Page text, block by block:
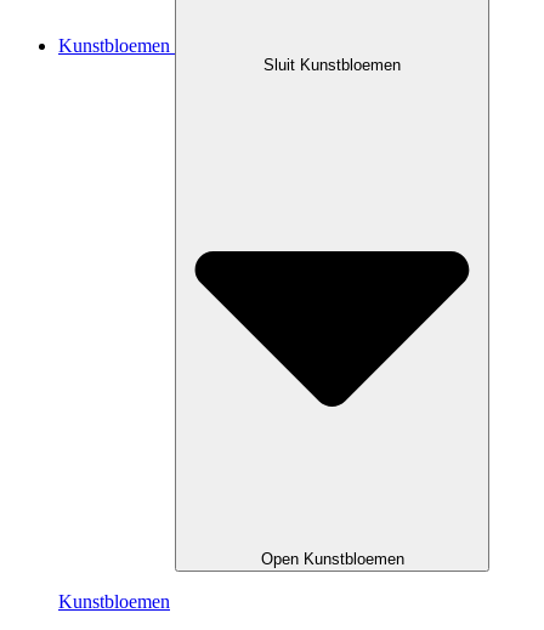
Kunstbloemen
Sluit Kunstbloemen
Open Kunstbloemen
Kunstbloemen